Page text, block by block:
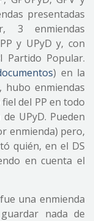
presentadas
3 enmiendas
y UPyD y, con
Partido Popular.
) en la
hubo enmiendas
del PP en todo
UPyD. Pueden
enmienda) pero,
quién, en el DS
en cuenta el
una enmienda
nada de